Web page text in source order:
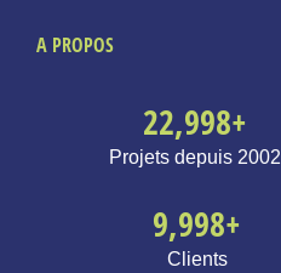
A PROPOS
Projets depuis 2002
23,000+
Clients
10,000+